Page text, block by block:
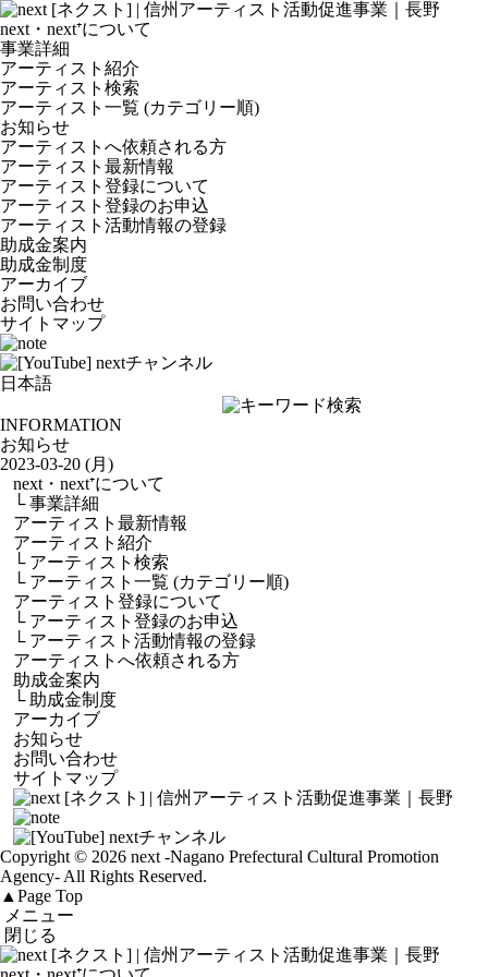
next・next⁺について
事業詳細
アーティスト紹介
アーティスト検索
アーティスト一覧 (カテゴリー順)
お知らせ
アーティストへ依頼される方
アーティスト最新情報
アーティスト登録について
アーティスト登録のお申込
アーティスト活動情報の登録
助成金案内
助成金制度
アーカイブ
お問い合わせ
サイトマップ
INFORMATION
お知らせ
2023-03-20 (月)
next・next⁺について
└事業詳細
アーティスト最新情報
アーティスト紹介
└ アーティスト検索
└ アーティスト一覧 (カテゴリー順)
アーティスト登録について
└ アーティスト登録のお申込
└ アーティスト活動情報の登録
アーティストへ依頼される方
助成金案内
└ 助成金制度
アーカイブ
お知らせ
お問い合わせ
サイトマップ
Copyright © 2026 next -Nagano Prefectural Cultural Promotion
Agency- All Rights Reserved.
▲ Page Top
メニュー
閉じる